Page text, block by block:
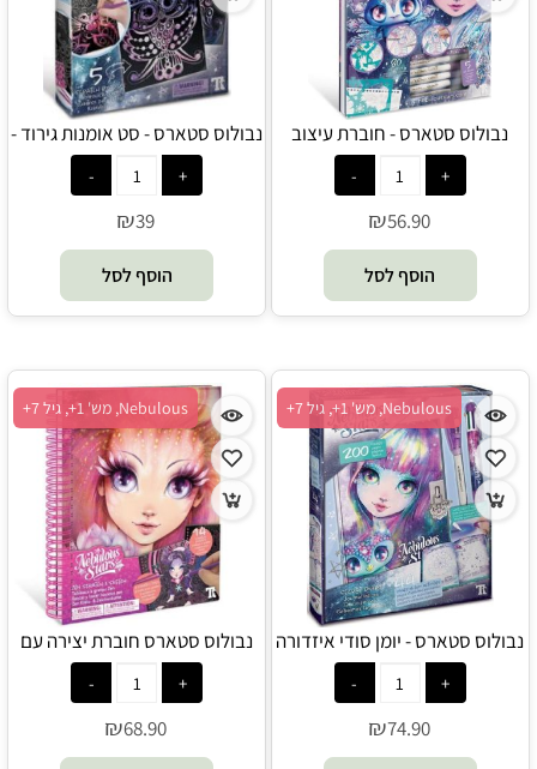
נבולוס סטארס - חוברת עיצוב
מטאלית - Nebulous Stars
₪56.90
הוסף לסל
נבולוס סטארס - סט אומנות גירוד -
Nebulous Stars
₪39
הוסף לסל
Nebulous, מש' 1+, גיל 7+
נבולוס סטארס - יומן סודי איזדורה
- Nebulous Stars
₪74.90
Nebulous, מש' 1+, גיל 7+
נבולוס סטארס חוברת יצירה עם
תמונות צבעוניות לגירוד -
Nebulous Stars
₪68.90